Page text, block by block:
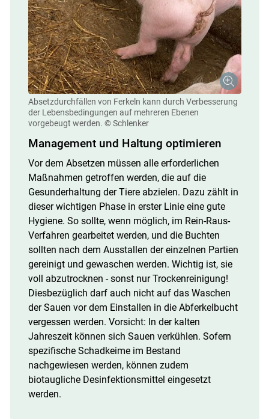
Skip to main content
Absetzdurchfällen von Ferkeln kann durch Verbesserung
der Lebensbedingungen auf mehreren Ebenen
vorgebeugt werden. © Schlenker
Management und Haltung optimieren
Vor dem Absetzen müssen alle erforderlichen
Maßnahmen getroffen werden, die auf die
Gesunderhaltung der Tiere abzielen. Dazu zählt in
dieser wichtigen Phase in erster Linie eine gute
Hygiene. So sollte, wenn möglich, im Rein-Raus-
Verfahren gearbeitet werden, und die Buchten
sollten nach dem Ausstallen der einzelnen Partien
gereinigt und gewaschen werden. Wichtig ist, sie
voll abzutrocknen - sonst nur Trockenreinigung!
Diesbezüglich darf auch nicht auf das Waschen
der Sauen vor dem Einstallen in die Abferkelbucht
vergessen werden. Vorsicht: In der kalten
Jahreszeit können sich Sauen verkühlen. Sofern
spezifische Schadkeime im Bestand
nachgewiesen werden, können zudem
biotaugliche Desinfektionsmittel eingesetzt
werden.